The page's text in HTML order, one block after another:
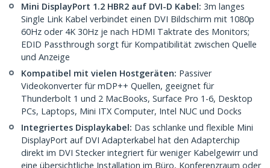
Mini DisplayPort 1.2 HBR2 auf DVI-D Kabel: 3m langes
Single Link Kabel verbindet einen DVI Bildschirm mit 1080p
60Hz oder 4K 30Hz je nach HDMI Taktrate des Monitors;
EDID Passthrough sorgt für Kompatibilität zwischen Quelle
und Anzeige
Kompatibel mit vielen Hostgeräten: Passiver
Videokonverter für mDP++ Quellen, geeignet für
Thunderbolt 1 und 2 MacBooks, Surface Pro 1-6, Desktop
PCs, Laptops, Mini ITX Computer, Intel NUC und Docks
Integriertes Displaykabel: Das schlanke und flexible Mini
DisplayPort auf DVI Adapterkabel hat den Adapterchip
direkt im DVI Stecker integriert für weniger Kabelgewirr und
eine übersichtliche Installation im Büro, Konferenzraum oder